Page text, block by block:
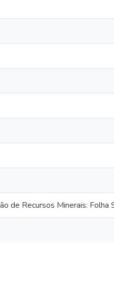
de Recursos Minerais: Folha